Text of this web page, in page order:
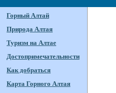
Горный Алтай
Природа Алтая
Туризм на Алтае
Достопримечательности
Как добраться
Карта Горного Алтая